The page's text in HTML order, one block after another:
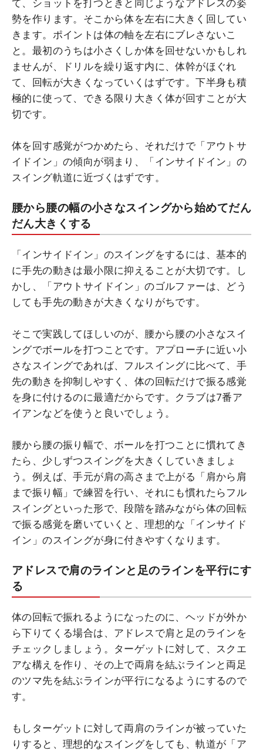
て、ショットを打つときと同じようなアドレスの姿
勢を作ります。そこから体を左右に大きく回してい
きます。ポイントは体の軸を左右にブレさないこ
と。最初のうちは小さくしか体を回せないかもしれ
ませんが、ドリルを繰り返す内に、体幹がほぐれ
て、回転が大きくなっていくはずです。下半身も積
極的に使って、できる限り大きく体が回すことが大
切です。
体を回す感覚がつかめたら、それだけで「アウトサ
イドイン」の傾向が弱まり、「インサイドイン」の
スイング軌道に近づくはずです。
腰から腰の幅の小さなスイングから始めてだん
だん大きくする
「インサイドイン」のスイングをするには、基本的
に手先の動きは最小限に抑えることが大切です。し
かし、「アウトサイドイン」のゴルファーは、どう
しても手先の動きが大きくなりがちです。
そこで実践してほしいのが、腰から腰の小さなスイ
ングでボールを打つことです。アプローチに近い小
さなスイングであれば、フルスイングに比べて、手
先の動きを抑制しやすく、体の回転だけで振る感覚
を身に付けるのに最適だからです。クラブは7番ア
イアンなどを使うと良いでしょう。
腰から腰の振り幅で、ボールを打つことに慣れてき
たら、少しずつスイングを大きくしていきましょ
う。例えば、手元が肩の高さまで上がる「肩から肩
まで振り幅」で練習を行い、それにも慣れたらフル
スイングといった形で、段階を踏みながら体の回転
で振る感覚を磨いていくと、理想的な「インサイド
イン」のスイングが身に付きやすくなります。
アドレスで肩のラインと足のラインを平行にす
る
体の回転で振れるようになったのに、ヘッドが外か
ら下りてくる場合は、アドレスで肩と足のラインを
チェックしましょう。ターゲットに対して、スクエ
アな構えを作り、その上で両肩を結ぶラインと両足
のツマ先を結ぶラインが平行になるようにするので
す。
もしターゲットに対して両肩のラインが被っていた
りすると、理想的なスイングをしても、軌道が「ア